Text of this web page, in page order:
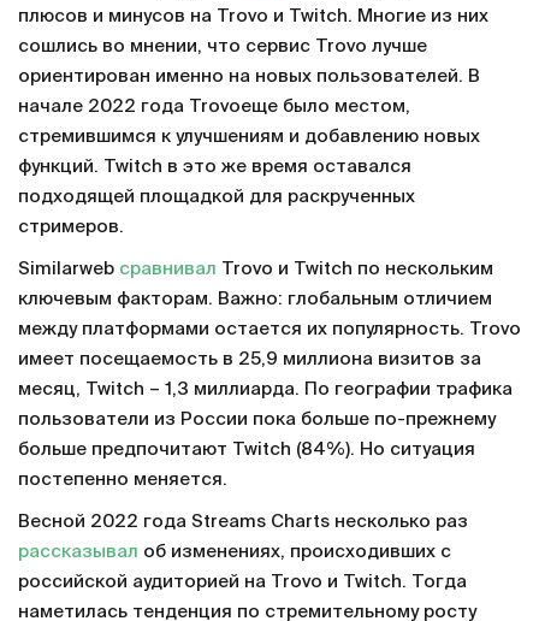
плюсов и минусов на Trovo и Twitch. Многие из них
сошлись во мнении, что сервис Trovo лучше
ориентирован именно на новых пользователей. В
начале 2022 года Trovoеще было местом,
стремившимся к улучшениям и добавлению новых
функций. Twitch в это же время оставался
подходящей площадкой для раскрученных
стримеров.
Similarweb сравнивал Trovo и Twitch по нескольким
ключевым факторам. Важно: глобальным отличием
между платформами остается их популярность. Trovo
имеет посещаемость в 25,9 миллиона визитов за
месяц, Twitch – 1,3 миллиарда. По географии трафика
пользователи из России пока больше по-прежнему
больше предпочитают Twitch (84%). Но ситуация
постепенно меняется.
Весной 2022 года Streams Charts несколько раз
рассказывал об изменениях, происходивших с
российской аудиторией на Trovo и Twitch. Тогда
наметилась тенденция по стремительному росту